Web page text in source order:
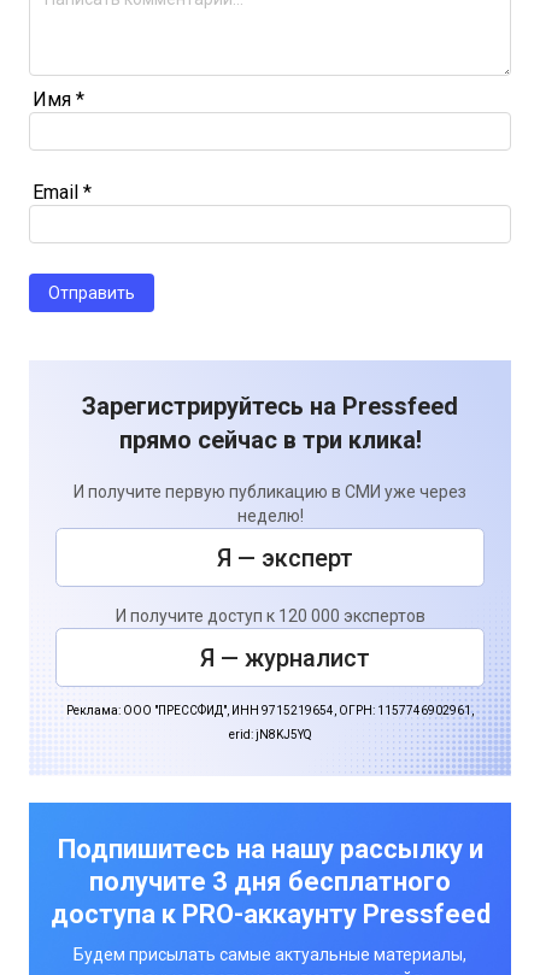
Имя *
Email *
Зарегистрируйтесь на Pressfeed
прямо сейчас в три клика!
И получите первую публикацию в СМИ уже через
неделю!
Я — эксперт
И получите доступ к 120 000 экспертов
Я — журналист
Реклама: ООО "ПРЕССФИД", ИНН 9715219654, ОГРН: 1157746902961,
erid: jN8KJ5YQ
Подпишитесь на нашу рассылку и
получите 3 дня бесплатного
доступа к PRO-аккаунту Pressfeed
Будем присылать самые актуальные материалы,